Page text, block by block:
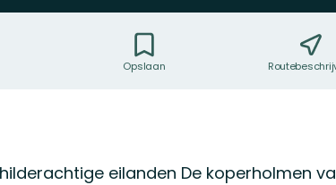
Opslaan
eilanden De koperholmen